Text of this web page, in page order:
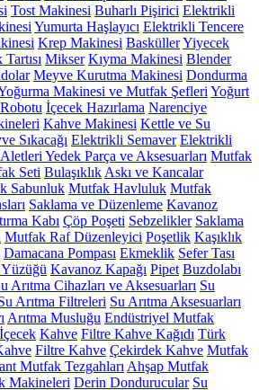
Tost Makinesi Buharlı Pişirici Elektrikli
Yumurta Haşlayıcı Elektrikli Tencere
Krep Makinesi BasküllerYiyecek
Mikser Kıyma Makinesi Blender
Meyve Kurutma Makinesi Dondurma
Makinesi ve Mutfak Şefleri Yoğurt
İçecek Hazırlama Narenciye
Kahve Makinesi Kettle ve Su
Sıkacağı Elektrikli Semaver Elektrikli
Yedek Parça ve Aksesuarları Mutfak
Seti Bulaşıklık Askı ve Kancalar
Sabunluk Mutfak Havluluk Mutfak
Saklama ve Düzenleme Kavanoz
Kabı Çöp Poşeti Sebzelikler Saklama
Mutfak Raf Düzenleyici Poşetlik Kaşıklık
Damacana Pompası Ekmeklik Sefer Tası
Yüzüğü Kavanoz Kapağı Pipet Buzdolabı
Arıtma Cihazları ve Aksesuarları Su
Arıtma Filtreleri Su Arıtma Aksesuarları
Arıtma Musluğu Endüstriyel Mutfak
Kahve Filtre Kahve Kağıdı Türk
Filtre Kahve Çekirdek Kahve Mutfak
Mutfak Tezgahları Ahşap Mutfak
Makineleri Derin Dondurucular Su